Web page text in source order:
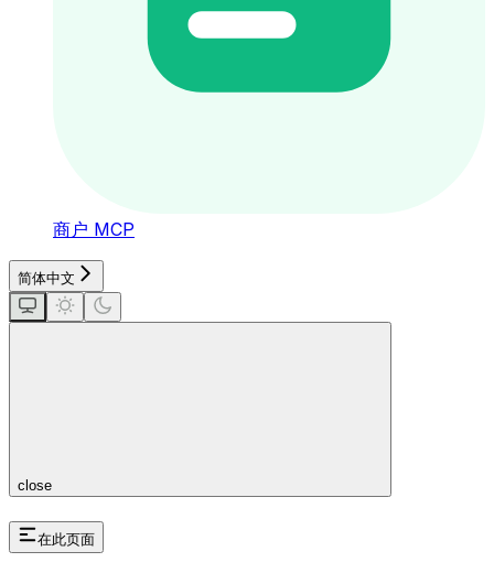
商户 MCP
简体中文
close
在此页面